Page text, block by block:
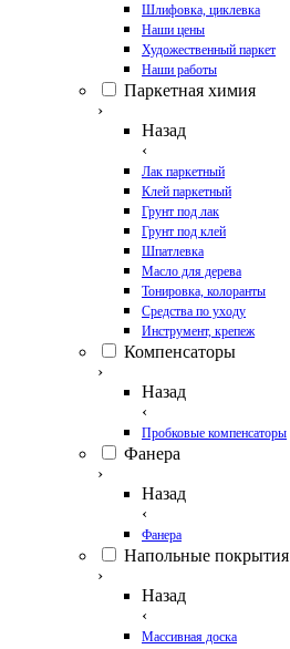
Шлифовка, циклевка
Наши цены
Художественный паркет
Наши работы
Паркетная химия
›
Назад
‹
Лак паркетный
Клей паркетный
Грунт под лак
Грунт под клей
Шпатлевка
Масло для дерева
Тонировка, колоранты
Средства по уходу
Инструмент, крепеж
Компенсаторы
›
Назад
‹
Пробковые компенсаторы
Фанера
›
Назад
‹
Фанера
Напольные покрытия
›
Назад
‹
Массивная доска